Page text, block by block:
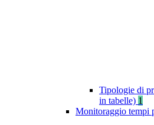
Tipologie di
in tabelle) 1
Monitoraggio tempi